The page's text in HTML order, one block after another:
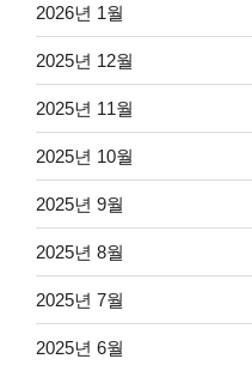
2026년 1월
2025년 12월
2025년 11월
2025년 10월
2025년 9월
2025년 8월
2025년 7월
2025년 6월